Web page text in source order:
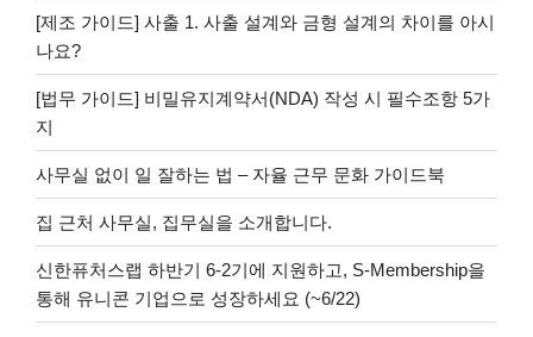
[제조 가이드] 사출 1. 사출 설계와 금형 설계의 차이를 아시
나요?
[법무 가이드] 비밀유지계약서(NDA) 작성 시 필수조항 5가
지
사무실 없이 일 잘하는 법 – 자율 근무 문화 가이드북
집 근처 사무실, 집무실을 소개합니다.
신한퓨처스랩 하반기 6-2기에 지원하고, S-Membership을
통해 유니콘 기업으로 성장하세요 (~6/22)